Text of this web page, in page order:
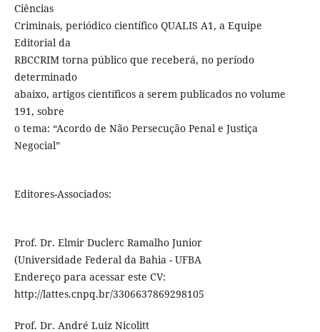
Ciências
Criminais, periódico científico QUALIS A1, a Equipe
Editorial da
RBCCRIM torna público que receberá, no período
determinado
abaixo, artigos científicos a serem publicados no volume
191, sobre
o tema: “Acordo de Não Persecução Penal e Justiça
Negocial”
Editores-Associados:
Prof. Dr. Elmir Duclerc Ramalho Junior
(Universidade Federal da Bahia - UFBA
Endereço para acessar este CV:
http://lattes.cnpq.br/3306637869298105
Prof. Dr. André Luiz Nicolitt